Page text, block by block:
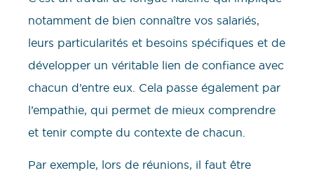
notamment de bien connaître vos salariés,
leurs particularités et besoins spécifiques et de
développer un véritable lien de confiance avec
chacun d’entre eux. Cela passe également par
l’empathie, qui permet de mieux comprendre
et tenir compte du contexte de chacun.
Par exemple, lors de réunions, il faut être